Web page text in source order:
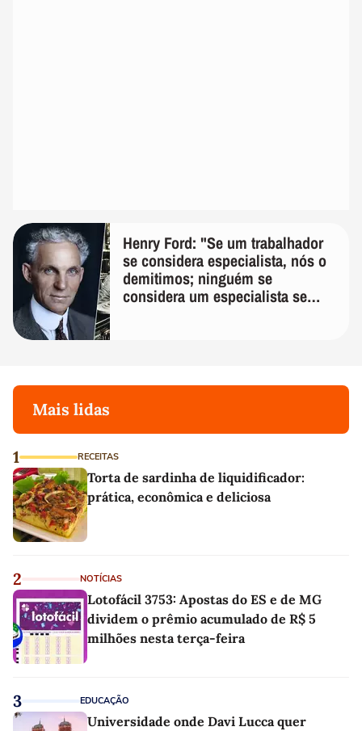
Henry Ford: "Se um trabalhador
se considera especialista, nós o
demitimos; ninguém se
considera um especialista se
Mais lidas
1 RECEITAS
Torta de sardinha de liquidificador:
prática, econômica e deliciosa
2 NOTÍCIAS
Lotofácil 3753: Apostas do ES e de MG
dividem o prêmio acumulado de R$ 5
milhões nesta terça-feira
3 EDUCAÇÃO
Universidade onde Davi Lucca quer